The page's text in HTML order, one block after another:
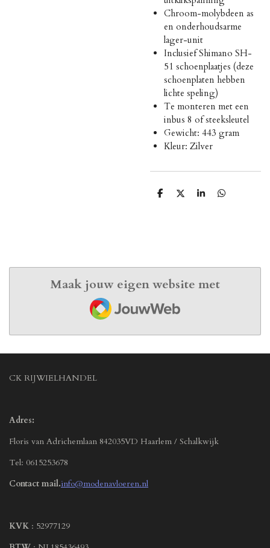
Chroom-molybdeen as
en onderhoudsarme
lager-unit
Inclusief Shimano SH-
51 schoenplaatjes (deze
schoenplaten hebben
lichte speling)
Te monteren met een
inbus 8 of steeksleutel
Gewicht: 443 gram
Kleur: Zilver
D
D
S
D
Maak jouw eigen website met
JouwWeb
CK RIJWIELHANDEL
Adres:
Floris van Adrichemlaan 842035VD Haarlem / Schalkwijk
Tel: 0615253678
Contact mail.info@modenavloeren.nl
KVK : 52977129